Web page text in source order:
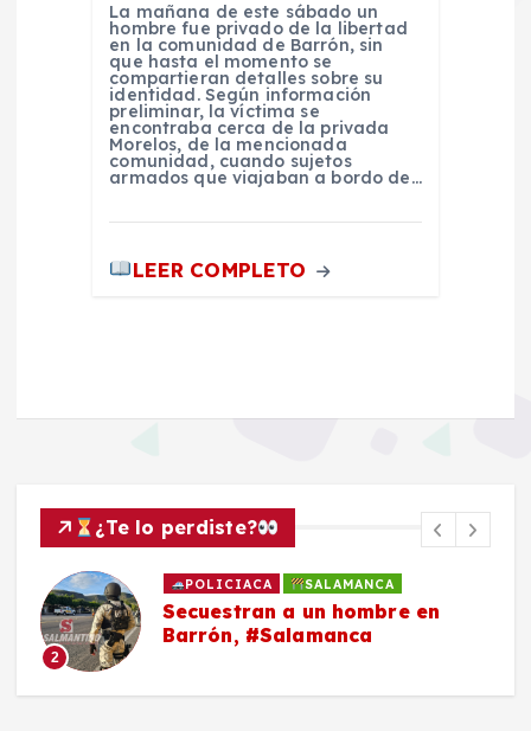
La mañana de este sábado un
hombre fue privado de la libertad
en la comunidad de Barrón, sin
que hasta el momento se
compartieran detalles sobre su
identidad. Según información
preliminar, la víctima se
encontraba cerca de la privada
Morelos, de la mencionada
comunidad, cuando sujetos
armados que viajaban a bordo de…
LEER COMPLETO
¿Te lo perdiste?
2
POLICIACA SALAMANCA
Secuestran a un hombre en
Barrón, #Salamanca